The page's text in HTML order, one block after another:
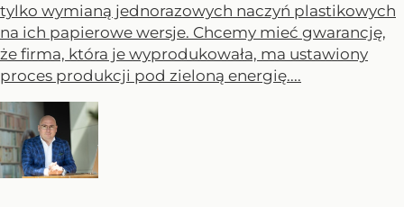
tylko wymianą jednorazowych naczyń plastikowych
na ich papierowe wersje. Chcemy mieć gwarancję,
że firma, która je wyprodukowała, ma ustawiony
proces produkcji pod zieloną energię....